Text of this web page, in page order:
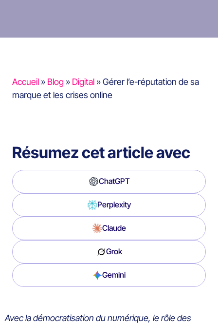
Accueil » Blog » Digital »Gérer l’e-réputation de sa
marque et les crises online
Résumez cet article avec
ChatGPT
Perplexity
Claude
Grok
Gemini
Avec la démocratisation du numérique, le rôle des